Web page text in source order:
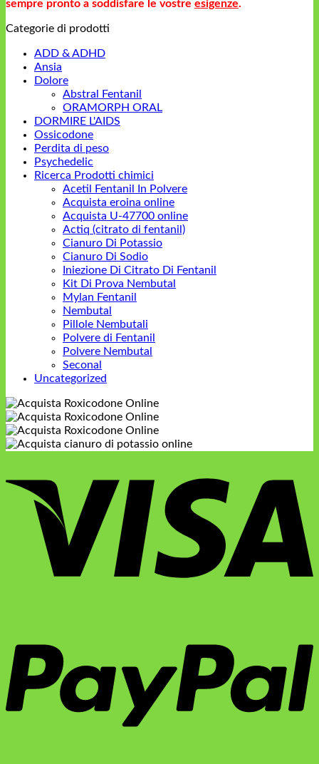
sempre pronto a soddisfare le vostre esigenze.
Categorie di prodotti
ADD & ADHD
Ansia
Dolore
Abstral Fentanil
ORAMORPH ORAL
DORMIRE L'AIDS
Ossicodone
Perdita di peso
Psychedelic
Ricerca Prodotti chimici
Acetil Fentanil In Polvere
Acquista eroina online
Acquista U-47700 online
Actiq (citrato di fentanil)
Cianuro Di Potassio
Cianuro Di Sodio
Iniezione Di Citrato Di Fentanil
Kit Di Prova Nembutal
Mylan Fentanil
Nembutal
Pillole Nembutali
Polvere di Fentanil
Polvere Nembutal
Seconal
Uncategorized